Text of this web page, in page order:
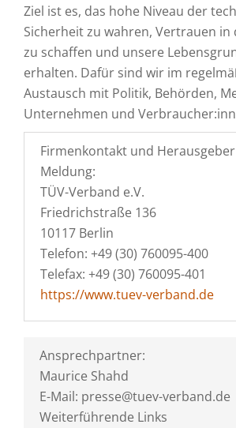
Ziel ist es, das hohe Niveau der
Sicherheit zu wahren, Vertrauen in
zu schaffen und unsere
erhalten. Dafür sind wir im
Austausch mit Politik, Behörden,
Unternehmen und
Firmenkontakt und
Meldung:
TÜV-Verband e.V.
Friedrichstraße 136
10117 Berlin
Telefon: +49 (30) 760095-400
Telefax: +49 (30) 760095-401
https://www.tuev-verband.de
Ansprechpartner:
Maurice Shahd
E-Mail: presse@tuev-verband.de
Weiterführende Links